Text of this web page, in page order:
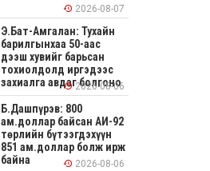
2026-08-07
Э.Бат-Амгалан: Тухайн
барилгынхаа 50-аас
дээш хувийг барьсан
тохиолдолд иргэдээс
захиалга авдаг болгоно
2026-08-06
Б.Дашпүрэв: 800
ам.доллар байсан АИ-92
төрлийн бүтээгдэхүүн
851 ам.доллар болж ирж
байна
2026-08-06